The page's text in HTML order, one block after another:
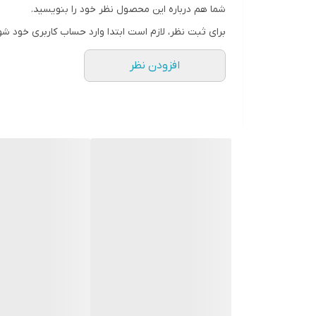
شما هم درباره این محصول نظر خود را بنویسید.
برای ثبت نظر، لازم است ابتدا وارد حساب کاربری خود
افزودن نظر